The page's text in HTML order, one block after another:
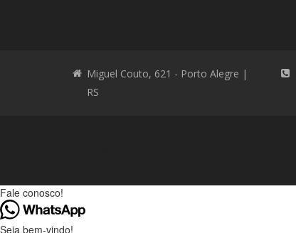
Miguel Couto, 621 - Porto Alegre |
RS
Fale conosco!
Seja bem-vindo!